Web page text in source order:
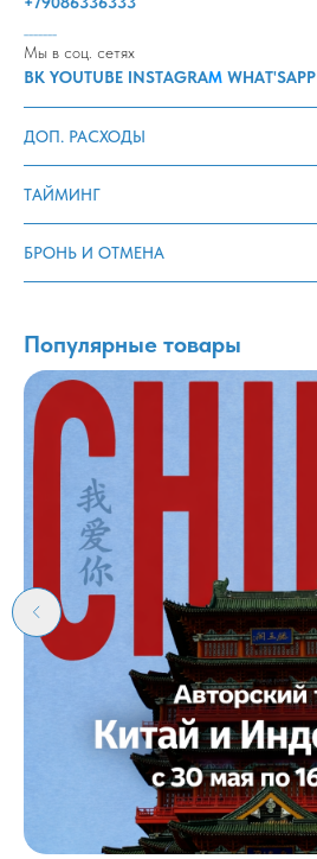
Мы в соц. сетях
ВК YOUTUBE INSTAGRAM WHAT'SAPP
ДОП. РАСХОДЫ
ТАЙМИНГ
БРОНЬ И ОТМЕНА
Популярные товары